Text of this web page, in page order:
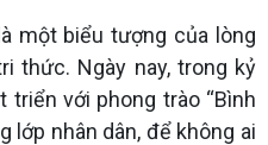
một biểu tượng của lòng
thức. Ngày nay, trong kỷ
với phong trào “Bình
lớp nhân dân, để không ai